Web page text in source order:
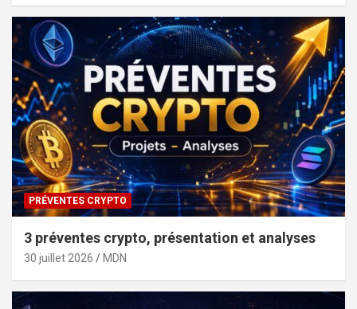
PRÉVENTES CRYPTO
3 préventes crypto, présentation et analyses
30 juillet 2026 MDN